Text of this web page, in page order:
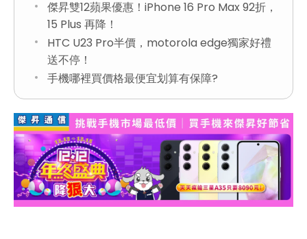
傑昇雙12蘋果優惠！iPhone 16 Pro Max 92折，
15 Plus 再降！
HTC U23 Pro半價，motorola edge獨家好禮
送不停！
手機哪裡買價格最便宜划算有保障?